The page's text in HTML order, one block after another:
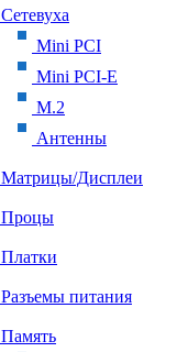
Сетевуха
Mini PCI
Mini PCI-E
M.2
Антенны
Матрицы/Дисплеи
Процы
Платки
Разъемы питания
Память